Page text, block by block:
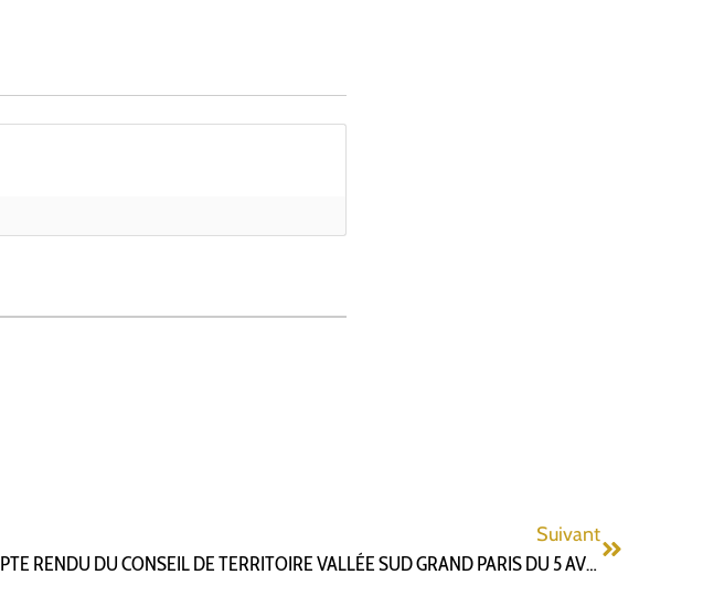
Suivant
COMPTE RENDU DU CONSEIL DE TERRITOIRE VALLÉE SUD GRAND PARIS DU 5 AVRIL